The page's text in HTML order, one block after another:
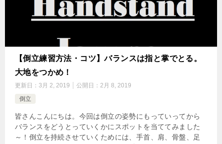
【倒立練習方法・コツ】バランスは指と掌でとる。
大地をつかめ！
更新日： 3月 2, 2019 公開日： 2月 8, 2019
倒立
皆さんこんにちは。今回は倒立の姿勢にもっていってから
バランスをどうとっていくかにスポットを当ててみました
～！倒立を持続させていくためには、手首、肩、骨盤、足